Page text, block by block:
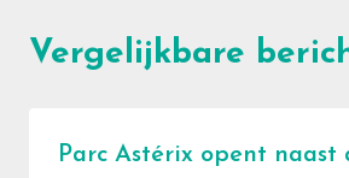
Vergelijkbare
Parc Astérix opent naast